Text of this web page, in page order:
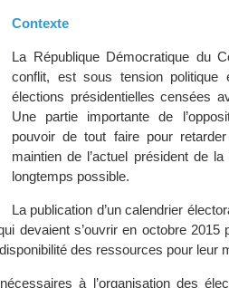
Contexte
La République Démocratique du
conflit, est sous tension politique
élections présidentielles censées
Une partie importante de
pouvoir de tout faire pour
maintien de l’actuel président de
longtemps possible.
La publication d’un calendrier
devaient s’ouvrir en octobre 2015
des ressources pour leur
à l’organisation des